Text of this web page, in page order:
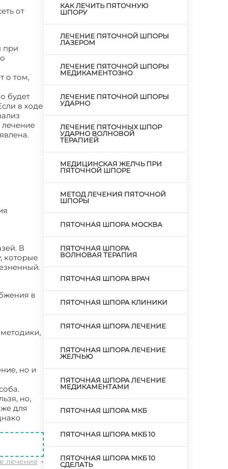
от
при
о том,
будет
в ходе
В
которые
в
но и
но,
для
лечение →
КАК ЛЕЧИТЬ ПЯТОЧНУЮ
ШПОРУ
ЛЕЧЕНИЕ ПЯТОЧНОЙ ШПОРЫ
ЛАЗЕРОМ
ЛЕЧЕНИЕ ПЯТОЧНОЙ ШПОРЫ
МЕДИКАМЕНТОЗНО
ЛЕЧЕНИЕ ПЯТОЧНОЙ ШПОРЫ
УДАРНО
ЛЕЧЕНИЕ ПЯТОЧНЫХ ШПОР
УДАРНО ВОЛНОВОЙ
ТЕРАПИЕЙ
МЕДИЦИНСКАЯ ЖЕЛЧЬ ПРИ
ПЯТОЧНОЙ ШПОРЕ
МЕТОД ЛЕЧЕНИЯ ПЯТОЧНОЙ
ШПОРЫ
ПЯТОЧНАЯ ШПОРА МОСКВА
ПЯТОЧНАЯ ШПОРА
ВОЛНОВАЯ ТЕРАПИЯ
ПЯТОЧНАЯ ШПОРА ВРАЧ
ПЯТОЧНАЯ ШПОРА КЛИНИКИ
ПЯТОЧНАЯ ШПОРА ЛЕЧЕНИЕ
ПЯТОЧНАЯ ШПОРА ЛЕЧЕНИЕ
ЖЕЛЧЬЮ
ПЯТОЧНАЯ ШПОРА ЛЕЧЕНИЕ
МЕДИКАМЕНТАМИ
ПЯТОЧНАЯ ШПОРА МКБ
ПЯТОЧНАЯ ШПОРА МКБ 10
ПЯТОЧНАЯ ШПОРА МКБ 10
СДЕЛАТЬ